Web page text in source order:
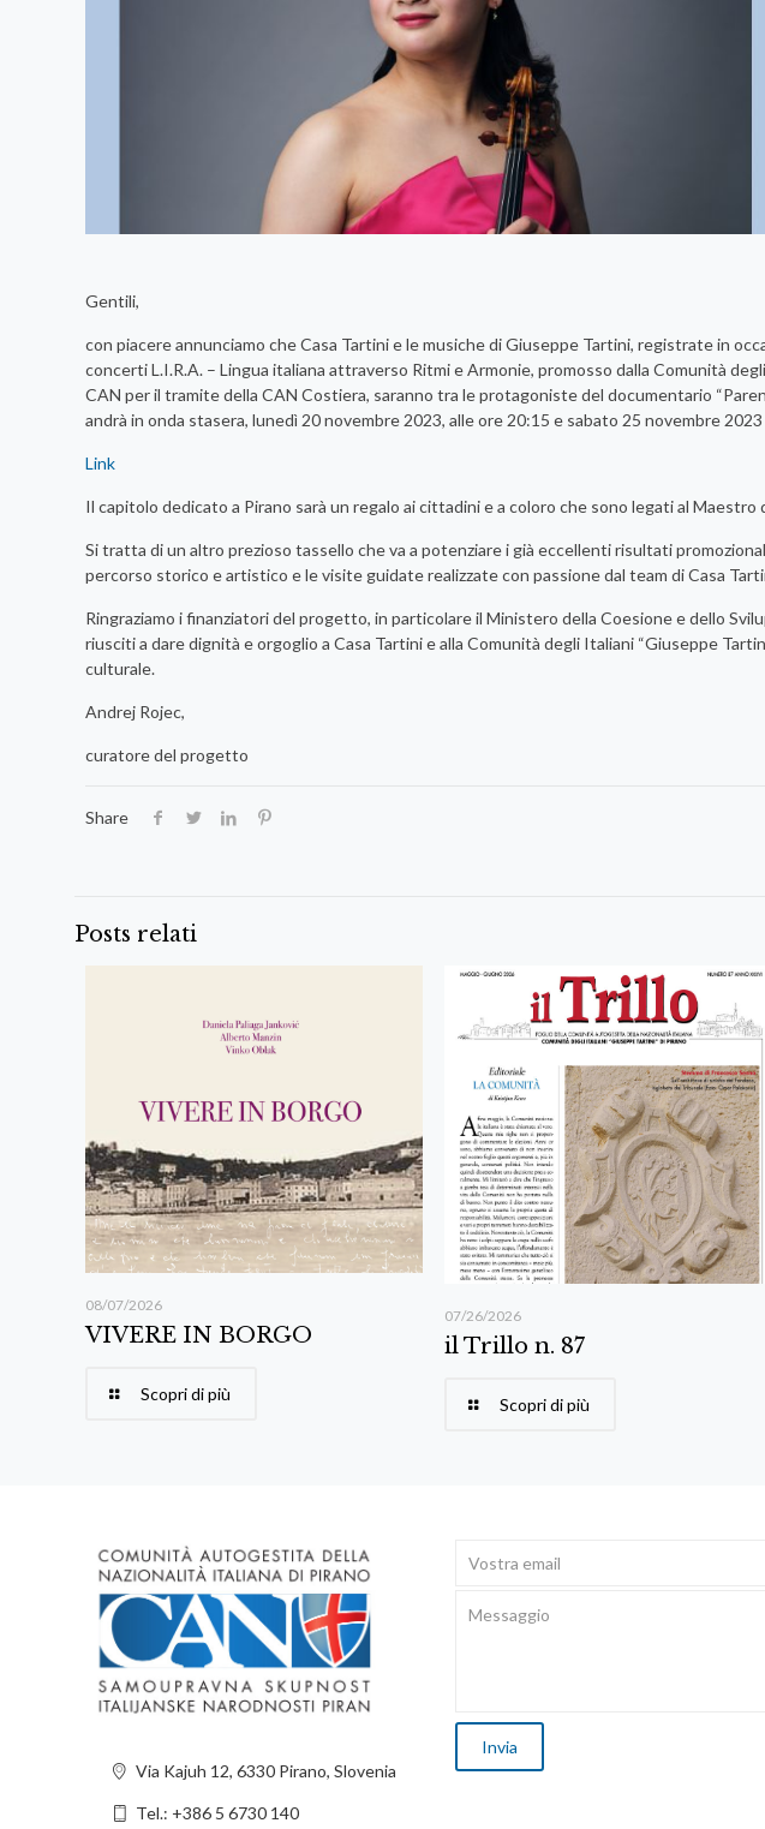
Gentili,
con piacere annunciamo che Casa Tartini e le musiche di Giuseppe Tartini, registrate in
concerti L.I.R.A. – Lingua italiana attraverso Ritmi e Armonie, promosso dalla Comunità
CAN per il tramite della CAN Costiera, saranno tra le protagoniste del documentario
andrà in onda stasera, lunedì 20 novembre 2023, alle ore 20:15 e sabato 25 novembre
Link
Il capitolo dedicato a Pirano sarà un regalo ai cittadini e a coloro che sono legati al Maestro
Si tratta di un altro prezioso tassello che va a potenziare i già eccellenti risultati
percorso storico e artistico e le visite guidate realizzate con passione dal team di Casa
Ringraziamo i finanziatori del progetto, in particolare il Ministero della Coesione e dello
riusciti a dare dignità e orgoglio a Casa Tartini e alla Comunità degli Italiani “Giuseppe
culturale.
Andrej Rojec,
curatore del progetto
Share
Posts relati
08/07/2026
VIVERE IN BORGO
Scopri di più
07/26/2026
il Trillo n. 87
Scopri di più
Via Kajuh 12, 6330 Pirano, Slovenia
Tel.: +386 5 6730 140